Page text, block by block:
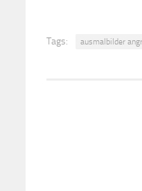
Tags: ausmalbilder